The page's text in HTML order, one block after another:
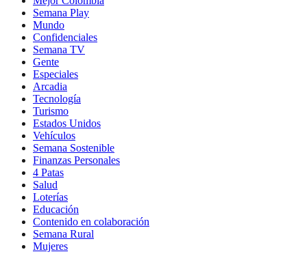
Semana Play
Mundo
Confidenciales
Semana TV
Gente
Especiales
Arcadia
Tecnología
Turismo
Estados Unidos
Vehículos
Semana Sostenible
Finanzas Personales
4 Patas
Salud
Loterías
Educación
Contenido en colaboración
Semana Rural
Mujeres